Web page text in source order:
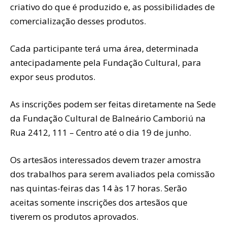
criativo do que é produzido e, as possibilidades de
comercialização desses produtos.
Cada participante terá uma área, determinada
antecipadamente pela Fundação Cultural, para
expor seus produtos.
As inscrições podem ser feitas diretamente na Sede
da Fundação Cultural de Balneário Camboriú na
Rua 2412, 111 – Centro até o dia 19 de junho.
Os artesãos interessados devem trazer amostra
dos trabalhos para serem avaliados pela comissão
nas quintas-feiras das 14 às 17 horas. Serão
aceitas somente inscrições dos artesãos que
tiverem os produtos aprovados.